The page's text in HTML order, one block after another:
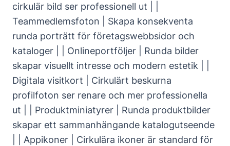
cirkulär bild ser professionell ut | |
Teammedlemsfoton | Skapa konsekventa
runda porträtt för företagswebbsidor och
kataloger | | Onlineportföljer | Runda bilder
skapar visuellt intresse och modern estetik | |
Digitala visitkort | Cirkulärt beskurna
profilfoton ser renare och mer professionella
ut | | Produktminiatyrer | Runda produktbilder
skapar ett sammanhängande katalogutseende
| | Appikoner | Cirkulära ikoner är standard för